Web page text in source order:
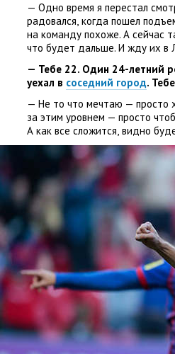
— Одно время я перестал
радовался, когда пошел
на команду похоже. А сейчас
что будет дальше. И жду их в
— Тебе 22. Один 24-летний
уехал в соседний город.
— Не то что мечтаю — просто
за этим уровнем — просто
А как все сложится, видно